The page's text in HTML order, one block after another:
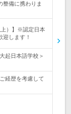
整備に携わりま
上）】※認定日本
します！
起日本語学校＞
経歴を考慮して